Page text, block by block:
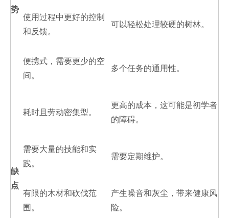
势
使用过程中更好的控制
和反馈。
可以轻松处理较硬的树林。
便携式，需要更少的空
间。
多个任务的通用性。
缺
点
耗时且劳动密集型。
更高的成本，这可能是初学者
的障碍。
需要大量的技能和实
践。
需要定期维护。
有限的木材和砍伐范
围。
产生噪音和灰尘，带来健康风
险。